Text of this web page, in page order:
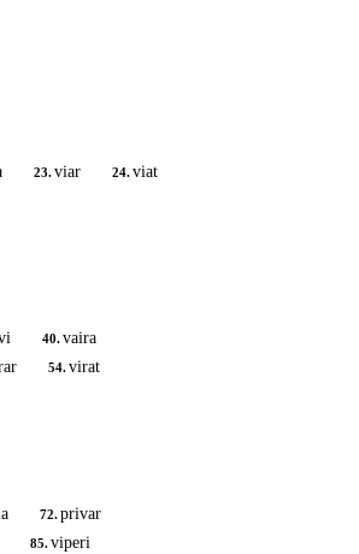
23.viar 24.viat
40.vaira
54.virat
72.privar
85.viperi